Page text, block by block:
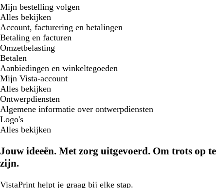
Mijn bestelling volgen
Alles bekijken
Account, facturering en betalingen
Betaling en facturen
Omzetbelasting
Betalen
Aanbiedingen en winkeltegoeden
Mijn Vista-account
Alles bekijken
Ontwerpdiensten
Algemene informatie over ontwerpdiensten
Logo's
Alles bekijken
Jouw ideeën. Met zorg uitgevoerd. Om trots op te
zijn.
VistaPrint helpt je graag bij elke stap.